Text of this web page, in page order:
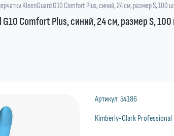
KleenGuard G10 Comfort Plus, синий, 24 см, размер S, 100
Comfort Plus, синий, 24 см, размер S,
Артикул:54186
Kimberly-Clark Professional